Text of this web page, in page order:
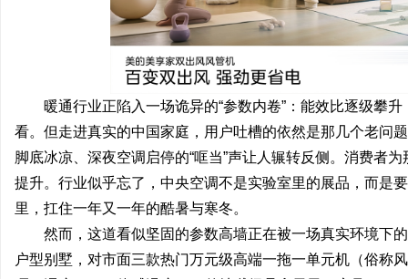
暖通行业正陷入一场诡异的“参数内卷”：能效比逐级攀
看。但走进真实的中国家庭，用户吐槽的依然是那几个老
脚底冰凉、深夜空调启停的“哐当”声让人辗转反侧。消费者
提升。行业似乎忘了，中央空调不是实验室里的展品，而是
里，扛住一年又一年的酷暑与寒冬。
然而，这道看似坚固的参数高墙正在被一场真实环境下
户型别墅，对市面三款热门万元级高端一拖一单元机（俗
秘！专业充电桩项目软件开发商，究竟藏着
些行业秘诀？
2026年哪个轻卡故障少
公里验证的可靠之选